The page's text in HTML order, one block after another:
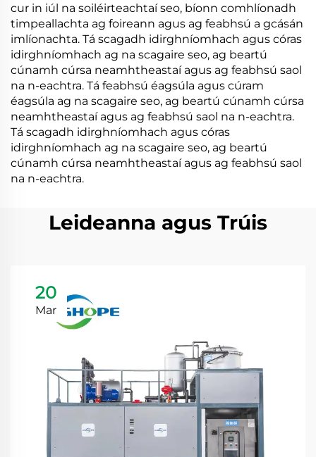
cur in iúl na soiléirteachtaí seo, bíonn comhlíonadh
timpeallachta ag foireann agus ag feabhsú a gcásán
imlíonachta. Tá scagadh idirghníomhach agus córas
idirghníomhach ag na scagaire seo, ag beartú
cúnamh cúrsa neamhtheastaí agus ag feabhsú saol
na n-eachtra. Tá feabhsú éagsúla agus cúram
éagsúla ag na scagaire seo, ag beartú cúnamh cúrsa
neamhtheastaí agus ag feabhsú saol na n-eachtra.
Tá scagadh idirghníomhach agus córas
idirghníomhach ag na scagaire seo, ag beartú
cúnamh cúrsa neamhtheastaí agus ag feabhsú saol
na n-eachtra.
Leideanna agus Trúis
20
Mar